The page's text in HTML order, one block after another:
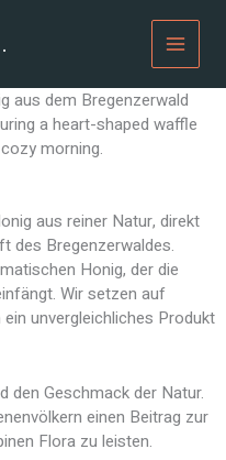
aus dem Bregenzerwald
aus reiner Natur, direkt
des Bregenzerwaldes.
Honig, der die
Wir setzen auf
unvergleichliches Produkt
den Geschmack der Natur.
einen Beitrag zur
Flora zu leisten.